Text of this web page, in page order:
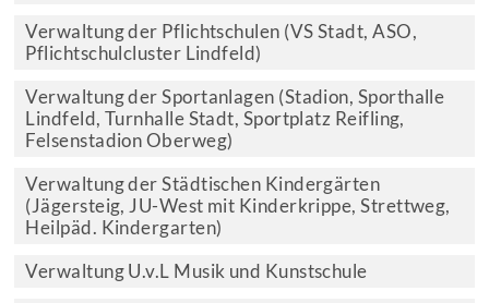
Verwaltung der Pflichtschulen (VS Stadt, ASO,
Pflichtschulcluster Lindfeld)
Verwaltung der Sportanlagen (Stadion, Sporthalle
Lindfeld, Turnhalle Stadt, Sportplatz Reifling,
Felsenstadion Oberweg)
Verwaltung der Städtischen Kindergärten
(Jägersteig, JU-West mit Kinderkrippe, Strettweg,
Heilpäd. Kindergarten)
Verwaltung U.v.L Musik und Kunstschule